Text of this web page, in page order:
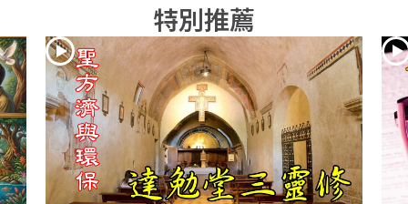
錢玲珠 老師
【信仰之旅】第十五集：「入門聖事」—錢
玲珠 老師
【信仰之旅】第十四集：「天主十誡(下)」
—金毓瑋 神父
特別推薦